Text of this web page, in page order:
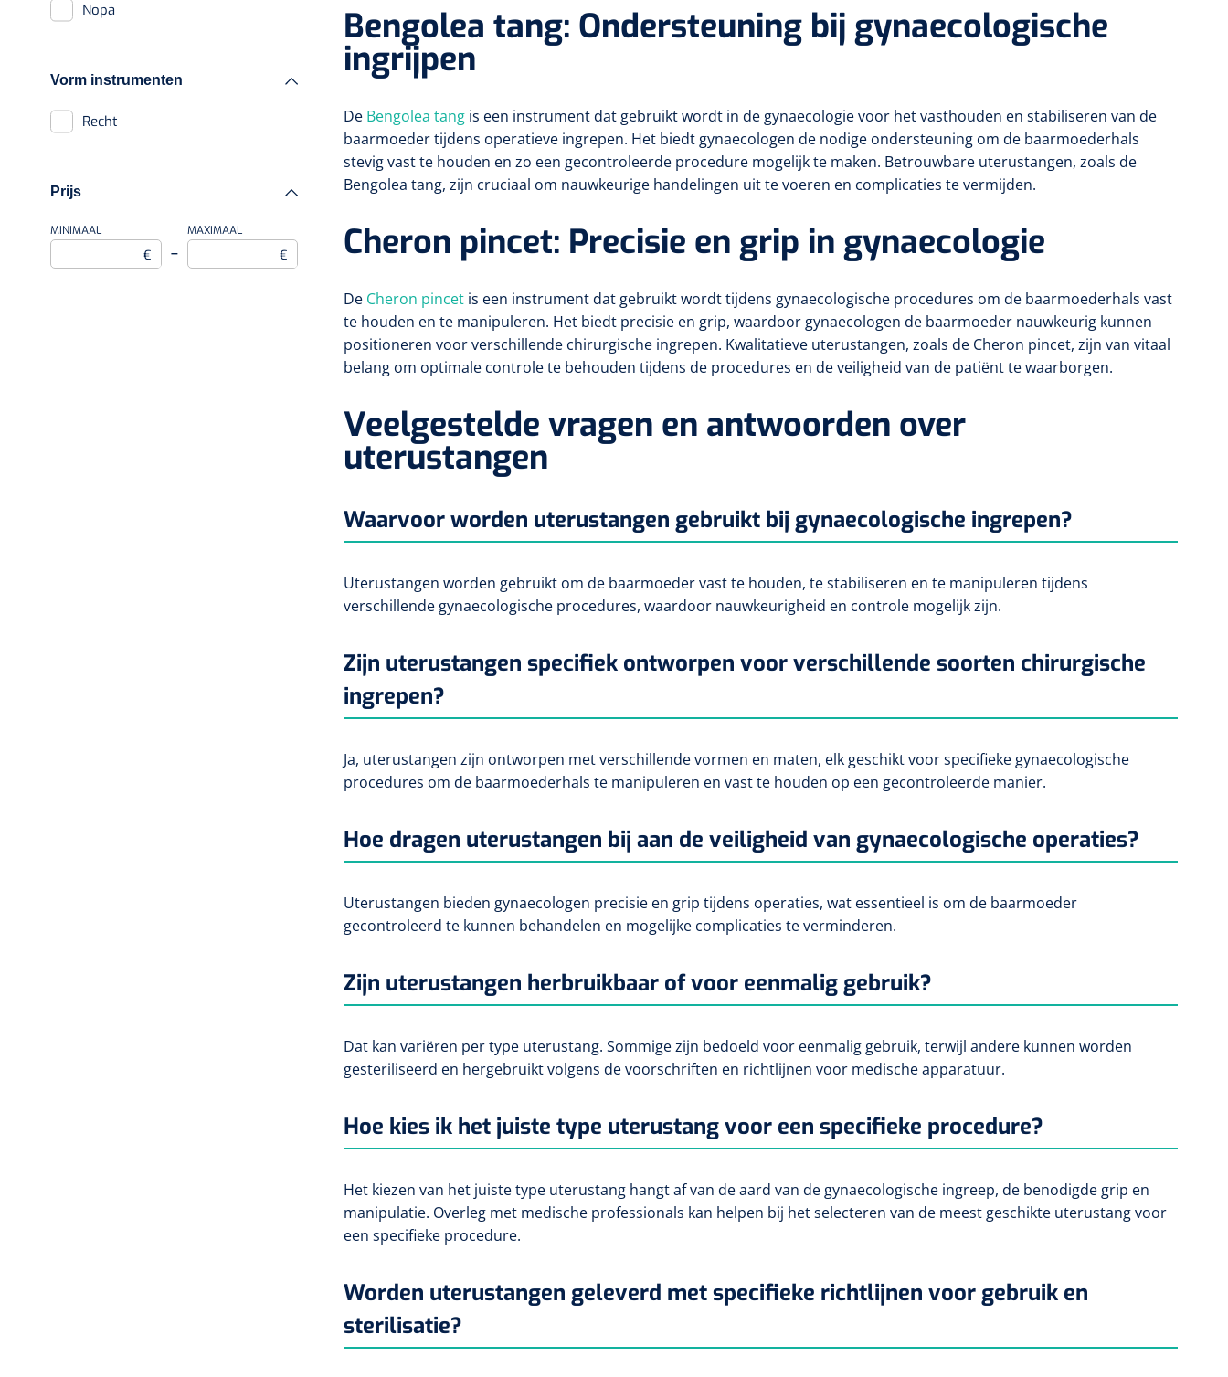
Nopa
Vorm instrumenten
Recht
Prijs
MINIMAAL
€ –
MAXIMAAL
€
Bengolea tang: Ondersteuning bij gynaecologische
ingrijpen
De Bengolea tang is een instrument dat gebruikt wordt in de gynaecologie voor het vasthouden en stabiliseren van de
baarmoeder tijdens operatieve ingrepen. Het biedt gynaecologen de nodige ondersteuning om de baarmoederhals
stevig vast te houden en zo een gecontroleerde procedure mogelijk te maken. Betrouwbare uterustangen, zoals de
Bengolea tang, zijn cruciaal om nauwkeurige handelingen uit te voeren en complicaties te vermijden.
Cheron pincet: Precisie en grip in gynaecologie
De Cheron pincet is een instrument dat gebruikt wordt tijdens gynaecologische procedures om de baarmoederhals vast
te houden en te manipuleren. Het biedt precisie en grip, waardoor gynaecologen de baarmoeder nauwkeurig kunnen
positioneren voor verschillende chirurgische ingrepen. Kwalitatieve uterustangen, zoals de Cheron pincet, zijn van vitaal
belang om optimale controle te behouden tijdens de procedures en de veiligheid van de patiënt te waarborgen.
Veelgestelde vragen en antwoorden over
uterustangen
Waarvoor worden uterustangen gebruikt bij gynaecologische ingrepen?
Uterustangen worden gebruikt om de baarmoeder vast te houden, te stabiliseren en te manipuleren tijdens
verschillende gynaecologische procedures, waardoor nauwkeurigheid en controle mogelijk zijn.
Zijn uterustangen specifiek ontworpen voor verschillende soorten chirurgische
ingrepen?
Ja, uterustangen zijn ontworpen met verschillende vormen en maten, elk geschikt voor specifieke gynaecologische
procedures om de baarmoederhals te manipuleren en vast te houden op een gecontroleerde manier.
Hoe dragen uterustangen bij aan de veiligheid van gynaecologische operaties?
Uterustangen bieden gynaecologen precisie en grip tijdens operaties, wat essentieel is om de baarmoeder
gecontroleerd te kunnen behandelen en mogelijke complicaties te verminderen.
Zijn uterustangen herbruikbaar of voor eenmalig gebruik?
Dat kan variëren per type uterustang. Sommige zijn bedoeld voor eenmalig gebruik, terwijl andere kunnen worden
gesteriliseerd en hergebruikt volgens de voorschriften en richtlijnen voor medische apparatuur.
Hoe kies ik het juiste type uterustang voor een specifieke procedure?
Het kiezen van het juiste type uterustang hangt af van de aard van de gynaecologische ingreep, de benodigde grip en
manipulatie. Overleg met medische professionals kan helpen bij het selecteren van de meest geschikte uterustang voor
een specifieke procedure.
Worden uterustangen geleverd met specifieke richtlijnen voor gebruik en
sterilisatie?